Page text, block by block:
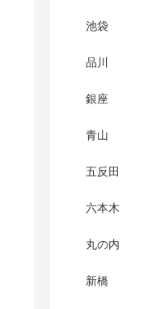
池袋
品川
銀座
青山
五反田
六本木
丸の内
新橋